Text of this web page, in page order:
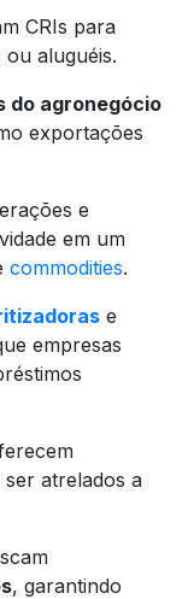
CRIs para
aluguéis.
do agronegócio
exportações
e
em um
commodities.
e
empresas
ser atrelados a
, garantindo